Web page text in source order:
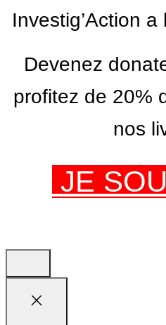
Investig’Action
Devenez
profitez de 20%
nos
JE